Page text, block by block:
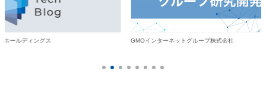
ホールディングス GMOインターネットグループ株式会社